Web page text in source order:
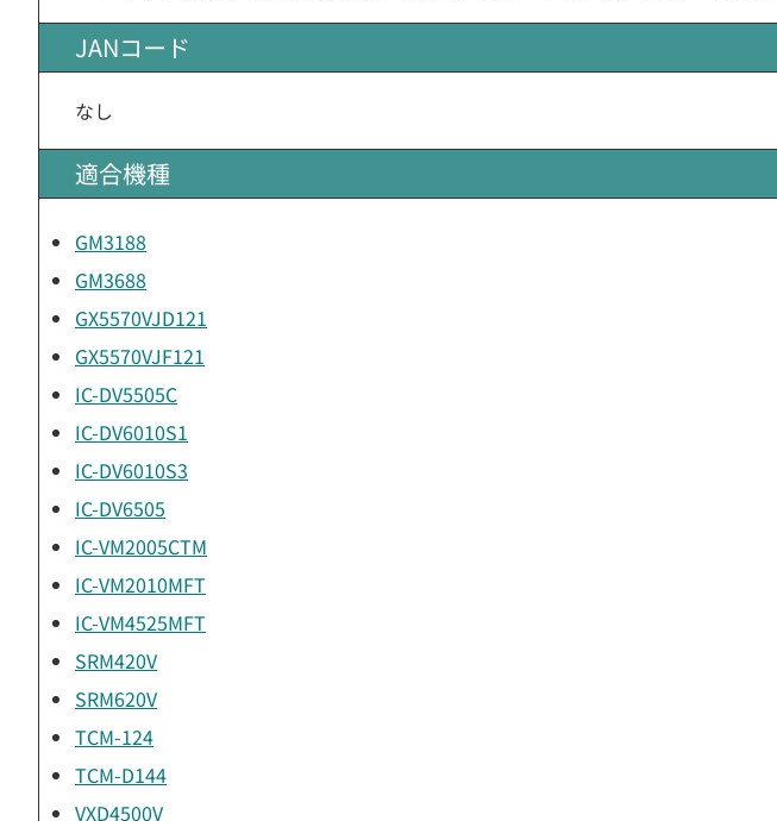
JANコード
なし
適合機種
GM3188
GM3688
GX5570VJD121
GX5570VJF121
IC-DV5505C
IC-DV6010S1
IC-DV6010S3
IC-DV6505
IC-VM2005CTM
IC-VM2010MFT
IC-VM4525MFT
SRM420V
SRM620V
TCM-124
TCM-D144
VXD4500V